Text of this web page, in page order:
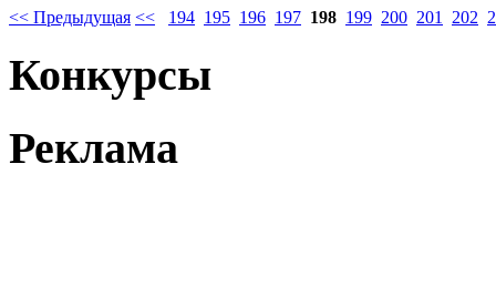
<< Предыдущая << 194 195 196 197 198 199 200 201 202
Конкурсы
Реклама